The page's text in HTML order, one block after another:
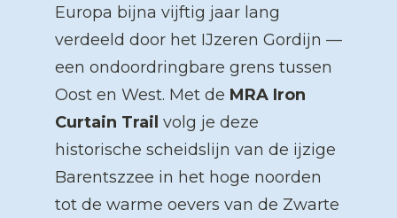
Europa bijna vijftig jaar lang
verdeeld door het IJzeren Gordijn —
een ondoordringbare grens tussen
Oost en West. Met de MRA Iron
Curtain Trail volg je deze
historische scheidslijn van de ijzige
Barentszzee in het hoge noorden
tot de warme oevers van de Zwarte